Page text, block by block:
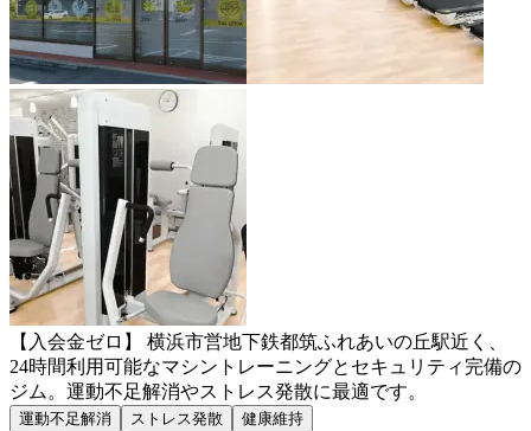
【入会金ゼロ】 横浜市営地下鉄都筑ふれあいの丘駅近く、
24時間利用可能なマシントレーニングとセキュリティ完備の
ジム。運動不足解消やストレス発散に最適です。
運動不足解消 ストレス発散 健康維持